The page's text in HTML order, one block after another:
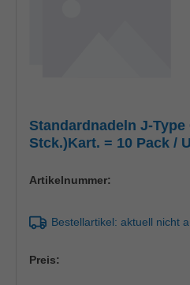
Standardnadeln J-Type
Stck.)Kart. = 10 Pack /
Artikelnummer:
Bestellartikel: aktuell nicht
Preis: